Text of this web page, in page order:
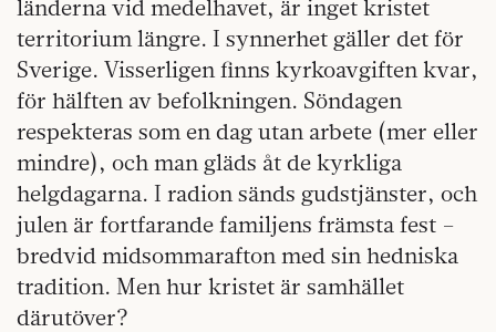
länderna vid medelhavet, är inget kristet
territorium längre. I synnerhet gäller det för
Sverige. Visserligen finns kyrkoavgiften kvar,
för hälften av befolkningen. Söndagen
respekteras som en dag utan arbete (mer eller
mindre), och man gläds åt de kyrkliga
helgdagarna. I radion sänds gudstjänster, och
julen är fortfarande familjens främsta fest –
bredvid midsommarafton med sin hedniska
tradition. Men hur kristet är samhället
därutöver?